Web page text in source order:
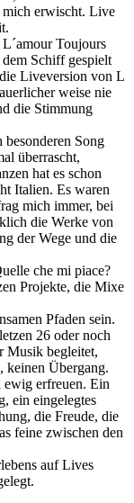
mich erwischt. Live
Toujours
Schiff gespielt
Liveversion von L
weise nie
die Stimmung
besonderen Song
überrascht,
hat es schon
Italien. Es waren
mich immer, bei
die Werke von
der Wege und die
che mi piace?
Projekte, die Mixe
Pfaden sein.
26 oder noch
Musik begleitet,
keinen Übergang.
erfreuen. Ein
ein eingelegtes
die Freude, die
feine zwischen den
auf Lives